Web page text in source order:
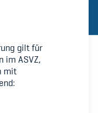
gilt für
im ASVZ,
mit